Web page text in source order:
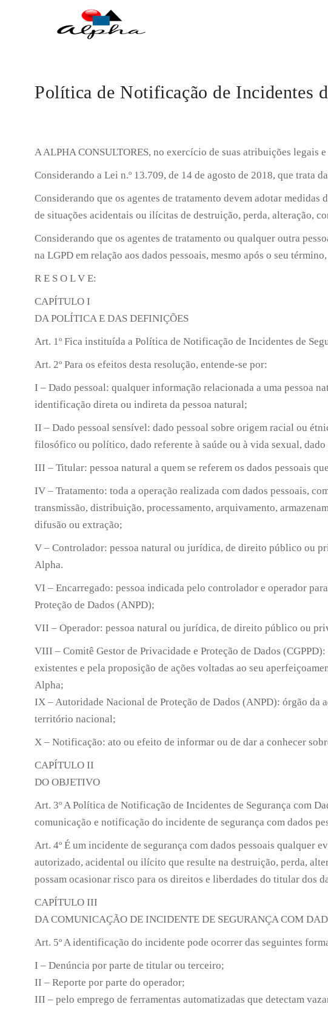
Política de Notificação de Incidentes
A ALPHA CONSULTORES, no exercício de suas atribuições legais
Considerando a Lei n.º 13.709, de 14 de agosto de 2018, que trata
Considerando que os agentes de tratamento devem adotar medidas
de situações acidentais ou ilícitas de destruição, perda, alteração,
Considerando que os agentes de tratamento ou qualquer outra
na LGPD em relação aos dados pessoais, mesmo após o seu término,
R E S O L V E:
CAPÍTULO I
DA POLÍTICA E DAS DEFINIÇÕES
Art. 1º Fica instituída a Política de Notificação de Incidentes de
Art. 2º Para os efeitos desta resolução, entende-se por:
I – Dado pessoal: qualquer informação relacionada a uma pessoa
identificação direta ou indireta da pessoa natural;
II – Dado pessoal sensível: dado pessoal sobre origem racial ou
filosófico ou político, dado referente à saúde ou à vida sexual,
III – Titular: pessoa natural a quem se referem os dados pessoais
IV – Tratamento: toda a operação realizada com dados pessoais,
transmissão, distribuição, processamento, arquivamento,
difusão ou extração;
V – Controlador: pessoa natural ou jurídica, de direito público ou
Alpha.
VI – Encarregado: pessoa indicada pelo controlador e operador
Proteção de Dados (ANPD);
VII – Operador: pessoa natural ou jurídica, de direito público ou
VIII – Comitê Gestor de Privacidade e Proteção de Dados
existentes e pela proposição de ações voltadas ao seu
Alpha;
IX – Autoridade Nacional de Proteção de Dados (ANPD): órgão
território nacional;
X – Notificação: ato ou efeito de informar ou de dar a conhecer
CAPÍTULO II
DO OBJETIVO
Art. 3º A Política de Notificação de Incidentes de Segurança com
comunicação e notificação do incidente de segurança com dados
Art. 4º É um incidente de segurança com dados pessoais qualquer
autorizado, acidental ou ilícito que resulte na destruição, perda,
possam ocasionar risco para os direitos e liberdades do titular dos
CAPÍTULO III
DA COMUNICAÇÃO DE INCIDENTE DE SEGURANÇA COM
Art. 5º A identificação do incidente pode ocorrer das seguintes
I – Denúncia por parte de titular ou terceiro;
II – Reporte por parte do operador;
III – pelo emprego de ferramentas automatizadas que detectam